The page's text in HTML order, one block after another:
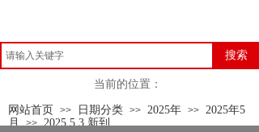
搜索
当前的位置：
网站首页 >> 日期分类 >> 2025年 >> 2025年5
月 >> 2025.5.3 新到